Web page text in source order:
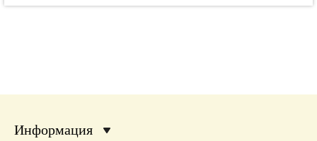
Информация